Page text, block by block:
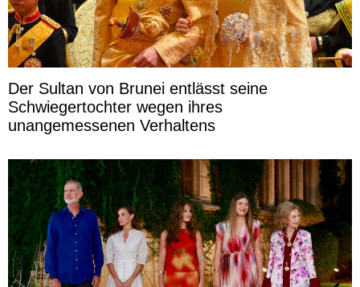
Der Sultan von Brunei entlässt seine
Schwiegertochter wegen ihres
unangemessenen Verhaltens